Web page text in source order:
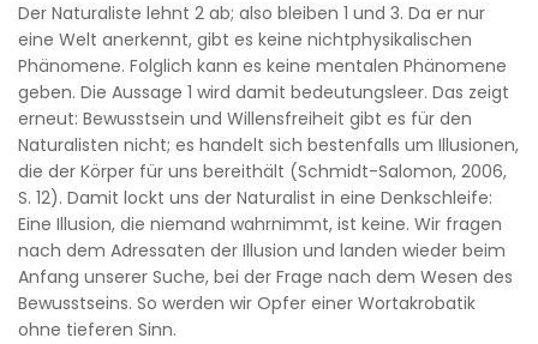
Der Naturaliste lehnt 2 ab; also bleiben 1 und 3. Da er nur
eine Welt anerkennt, gibt es keine nichtphysikalischen
Phänomene. Folglich kann es keine mentalen Phänomene
geben. Die Aussage 1 wird damit bedeutungsleer. Das zeigt
erneut: Bewusstsein und Willensfreiheit gibt es für den
Naturalisten nicht; es handelt sich bestenfalls um Illusionen,
die der Körper für uns bereithält (Schmidt-Salomon, 2006,
S. 12). Damit lockt uns der Naturalist in eine Denkschleife:
Eine Illusion, die niemand wahrnimmt, ist keine. Wir fragen
nach dem Adressaten der Illusion und landen wieder beim
Anfang unserer Suche, bei der Frage nach dem Wesen des
Bewusstseins. So werden wir Opfer einer Wortakrobatik
ohne tieferen Sinn.